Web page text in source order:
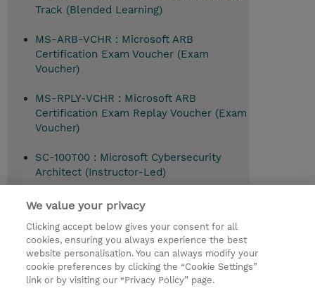
Track (Blended Learning)
MS-ARB-VCHR : Microsoft ARB
Certification Exam Voucher (Exam
Voucher)
MS-RPLY-VCHR : Microsoft ARB
Certification Exam Replay Voucher (Exam
Voucher)
SC-100T00 : Microsoft Cybersecurity
Architect (Instructor-Led)
© 2026 TD SYNNEX
Relations Investisseurs
Ethics and Compliance
Ethics Line
Politique Environnementale - RSE
We value your privacy
Clicking accept below gives your consent for all
cookies, ensuring you always experience the best
website personalisation. You can always modify your
cookie preferences by clicking the “Cookie Settings”
link or by visiting our “Privacy Policy” page.